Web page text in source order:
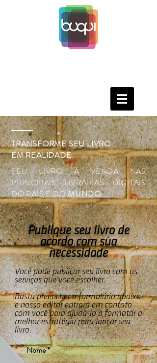
TRANSFORME SEU LIVRO
EM REALIDADE
SEU LIVRO À VENDA NAS
PRINCIPAIS LIVRARIAS DIGITAIS
DO PAÍS E DOMUNDO
Publique seu livro de
acordo com sua
necessidade
Você pode publicar seu livro com os
serviços que você escolher.
Basta preencher o formulário abaixo
e nosso editor entrará em contato
com você para ajudá-lo a formatar a
melhor estratégia para lançar seu
livro.